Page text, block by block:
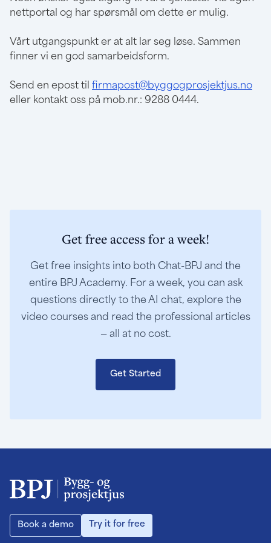
nettportal og har spørsmål om dette er mulig.
Vårt utgangspunkt er at alt lar seg løse. Sammen
finner vi en god samarbeidsform.
Send en epost til firmapost@byggogprosjektjus.no
eller kontakt oss på mob.nr.: 9288 0444.
Get free access for a week!
Get free insights into both Chat-BPJ and the
entire BPJ Academy. For a week, you can ask
questions directly to the AI chat, explore the
video courses and read the professional articles
— all at no cost.
Get Started
Book a demo Try it for free